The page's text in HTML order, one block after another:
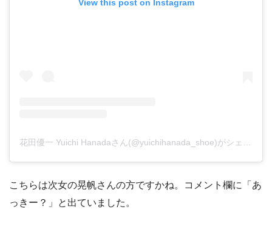
View this post on Instagram
こちらは次女の晃帆さんの方ですかね。コメント欄に「あ
っきー？」と出ていました。